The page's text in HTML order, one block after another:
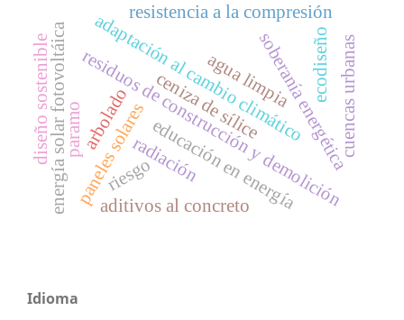
residuos de construcción y demolición
adaptación al cambio climático
energía solar fotovoltáicapaneles solares soberanía energética
educación en energía
resistencia a la compresión
aditivos al concreto
ceniza de sílice
radiación
arbolado
ecodiseño
paramo
agua limpia
diseño sostenible
riesgo
cuencas urbanas
Idioma